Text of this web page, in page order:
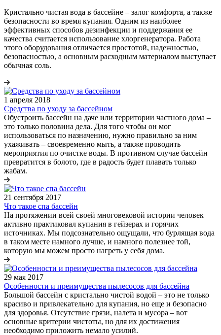
Кристально чистая вода в бассейне – залог комфорта, а также
безопасности во время купания. Одним из наиболее
эффективных способов дезинфекции и поддержания ее
качества считается использование хлоргенератора. Работа
этого оборудования отличается простотой, надежностью,
безопасностью, а основным расходным материалом выступает
обычная соль.
1 апреля 2018
Средства по уходу за бассейном
Обустроить бассейн на даче или территории частного дома –
это только половина дела. Для того чтобы он мог
использоваться по назначению, нужно правильно за ним
ухаживать – своевременно мыть, а также проводить
мероприятия по очистке воды. В противном случае бассейн
превратится в болото, где в радость будет плавать только
жабам.
21 сентября 2017
Что такое спа бассейн
На протяжении всей своей многовековой истории человек
активно практиковал купания в гейзерах и горячих
источниках. Мы подсознательно ощущали, что бурлящая вода
в таком месте намного лучше, и намного полезнее той,
которую мы можем просто нагреть у себя дома.
29 мая 2017
Особенности и преимущества пылесосов для бассейна
Большой бассейн с кристально чистой водой – это не только
красиво и привлекательно для купания, но еще и безопасно
для здоровья. Отсутствие грязи, налета и мусора – вот
основные критерии чистоты, но для их достижения
необходимо приложить немало усилий.